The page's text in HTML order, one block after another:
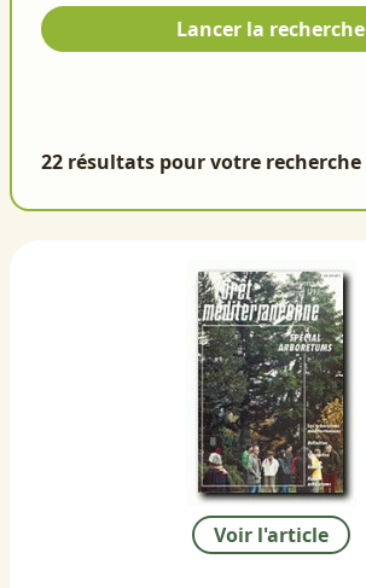
Lancer la recherche
22 résultats pour votre recherche
Voir l'article